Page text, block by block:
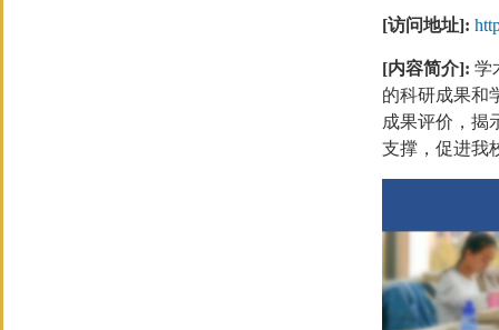
[访问地址]:
[内容简介]: 学
的科研成果和
成果评价，揭
支撑，促进我